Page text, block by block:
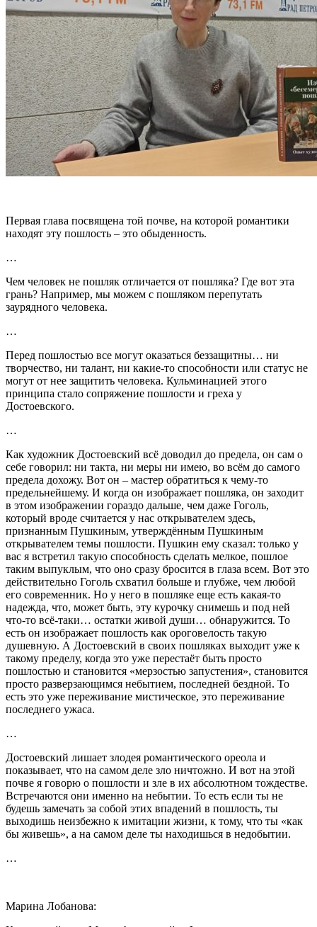
Первая глава посвящена той почве, на которой романтики
находят эту пошлость – это обыденность.
…
Чем человек не пошляк отличается от пошляка? Где вот эта
грань? Например, мы можем с пошляком перепутать
заурядного человека.
…
Перед пошлостью все могут оказаться беззащитны… ни
творчество, ни талант, ни какие-то способности или статус не
могут от нее защитить человека. Кульминацией этого
принципа стало сопряжение пошлости и греха у
Достоевского.
…
Как художник Достоевский всё доводил до предела, он сам о
себе говорил: ни такта, ни меры ни имею, во всём до самого
предела дохожу. Вот он – мастер обратиться к чему-то
предельнейшему. И когда он изображает пошляка, он заходит
в этом изображении гораздо дальше, чем даже Гоголь,
который вроде считается у нас открывателем здесь,
признанным Пушкиным, утверждённым Пушкиным
открывателем темы пошлости. Пушкин ему сказал: только у
вас я встретил такую способность сделать мелкое, пошлое
таким выпуклым, что оно сразу бросится в глаза всем. Вот это
действительно Гоголь схватил больше и глубже, чем любой
его современник. Но у него в пошляке еще есть какая-то
надежда, что, может быть, эту курочку снимешь и под ней
что-то всё-таки… остатки живой души… обнаружится. То
есть он изображает пошлость как ороговелость такую
душевную. А Достоевский в своих пошляках выходит уже к
такому пределу, когда это уже перестаёт быть просто
пошлостью и становится «мерзостью запустения», становится
просто разверзающимся небытием, последней бездной. То
есть это уже переживание мистическое, это переживание
последнего ужаса.
…
Достоевский лишает злодея романтического ореола и
показывает, что на самом деле зло ничтожно. И вот на этой
почве я говорю о пошлости и зле в их абсолютном тождестве.
Встречаются они именно на небытии. То есть если ты не
будешь замечать за собой этих впадений в пошлость, ты
выходишь неизбежно к имитации жизни, к тому, что ты «как
бы живешь», а на самом деле ты находишься в недобытии.
…
Марина Лобанова: